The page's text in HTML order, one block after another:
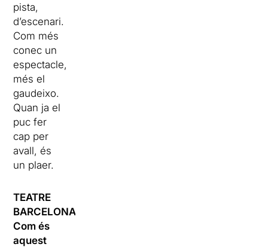
pista,
d’escenari.
Com més
conec un
espectacle,
més el
gaudeixo.
Quan ja el
puc fer
cap per
avall, és
un plaer.
TEATRE
BARCELONA:
Com és
aquest